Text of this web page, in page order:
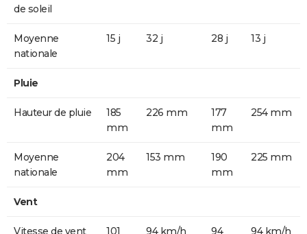
de soleil
Moyenne
nationale
15 j 32 j 28 j 13 j
Pluie
Hauteur de pluie
185
mm
226 mm
177
mm
254 mm
Moyenne
nationale
204
mm
153 mm
190
mm
225 mm
Vent
Vitesse de vent
101
94 km/h
94
94 km/h